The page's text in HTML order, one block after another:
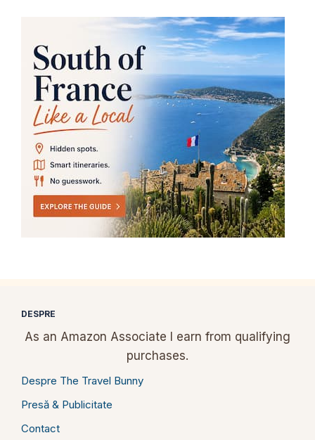
DESPRE
As an Amazon Associate I earn from qualifying
purchases.
Despre The Travel Bunny
Presă & Publicitate
Contact